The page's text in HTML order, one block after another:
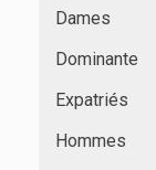
Dames
Dominante
Expatriés
Hommes